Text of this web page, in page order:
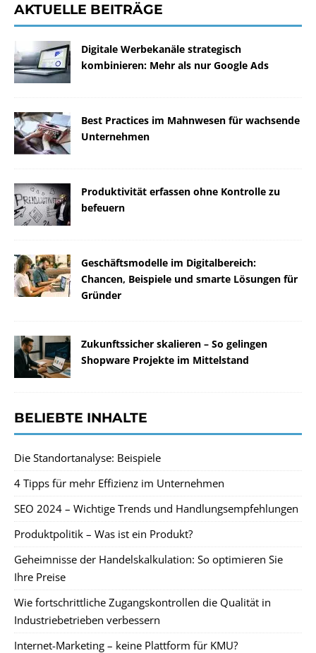
AKTUELLE BEITRÄGE
Digitale Werbekanäle strategisch
kombinieren: Mehr als nur Google Ads
Best Practices im Mahnwesen für wachsende
Unternehmen
Produktivität erfassen ohne Kontrolle zu
befeuern
Geschäftsmodelle im Digitalbereich:
Chancen, Beispiele und smarte Lösungen für
Gründer
Zukunftssicher skalieren – So gelingen
Shopware Projekte im Mittelstand
BELIEBTE INHALTE
Die Standortanalyse: Beispiele
4 Tipps für mehr Effizienz im Unternehmen
SEO 2024 – Wichtige Trends und Handlungsempfehlungen
Produktpolitik – Was ist ein Produkt?
Geheimnisse der Handelskalkulation: So optimieren Sie
Ihre Preise
Wie fortschrittliche Zugangskontrollen die Qualität in
Industriebetrieben verbessern
Internet-Marketing – keine Plattform für KMU?